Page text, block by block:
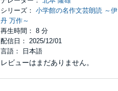
シリーズ：小学館の名作文芸朗読 ～伊
丹 万作～
再生時間： 8 分
配信日： 2025/12/01
言語： 日本語
レビューはまだありません。